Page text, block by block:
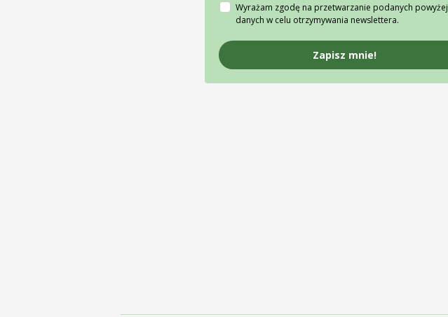
Wyrażam zgodę na przetwarzanie podanych powyżej
danych w celu otrzymywania newslettera.
Zapisz mnie!